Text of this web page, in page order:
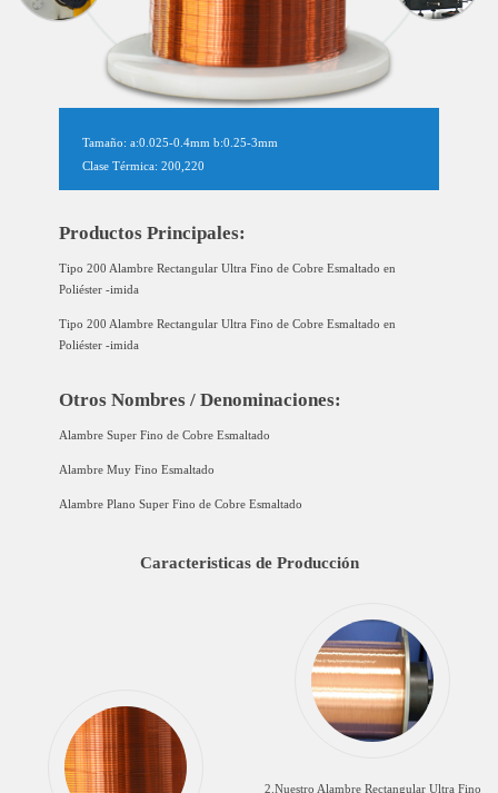
Tamaño: a:0.025-0.4mm b:0.25-3mm
Clase Térmica: 200,220
Productos Principales:
Tipo 200 Alambre Rectangular Ultra Fino de Cobre Esmaltado en
Poliéster -imida
Tipo 200 Alambre Rectangular Ultra Fino de Cobre Esmaltado en
Poliéster -imida
Otros Nombres / Denominaciones:
Alambre Super Fino de Cobre Esmaltado
Alambre Muy Fino Esmaltado
Alambre Plano Super Fino de Cobre Esmaltado
Caracteristicas de Producción
2.Nuestro Alambre Rectangular Ultra Fino